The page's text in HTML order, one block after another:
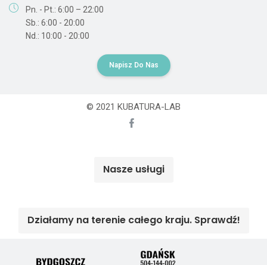
Pn. - Pt.: 6:00 – 22:00
Sb.: 6:00 - 20:00
Nd.: 10:00 - 20:00
Napisz Do Nas
© 2021 KUBATURA-LAB
Nasze usługi
Działamy na terenie całego kraju. Sprawdź!